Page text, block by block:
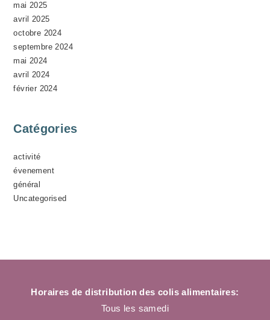
mai 2025
avril 2025
octobre 2024
septembre 2024
mai 2024
avril 2024
février 2024
Catégories
activité
évenement
général
Uncategorised
Horaires de distribution des colis alimentaires:
Tous les samedi